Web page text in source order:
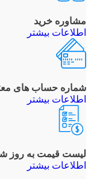
مشاوره خرید
اطلاعات بیشتر
شماره حساب های
اطلاعات بیشتر
لیست قیمت به روز
اطلاعات بیشتر